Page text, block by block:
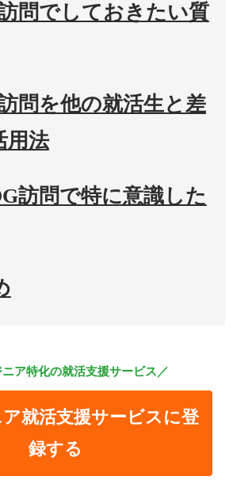
問でしておきたい質
問を他の就活生と差
用法
訪問で特に意識した
ア特化の就活支援サービス／
就活支援サービスに登
録する